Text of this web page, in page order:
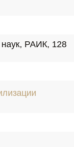
наук, РАИК, 128